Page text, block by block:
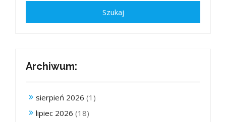
Archiwum:
sierpień 2026 (1)
lipiec 2026 (18)